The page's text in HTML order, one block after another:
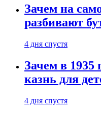
Зачем на
разбивают
4 дня спустя
Зачем в 1935
казнь для
4 дня спустя